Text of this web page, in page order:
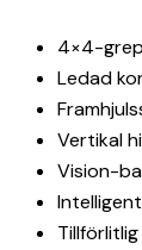
4×4-
Ledad
Vertikal
Vision-